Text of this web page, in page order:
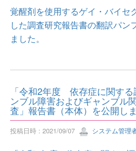
覚醒剤を使用するゲイ・バイセ
した調査研究報告書の翻訳パン
ました。
「令和2年度 依存症に関す
ンブル障害およびギャンブル
査」報告書（本体）を公開し
投稿日時 : 2021/09/07 システム管理